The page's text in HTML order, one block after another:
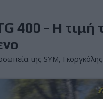
400 - Η
της SYM,